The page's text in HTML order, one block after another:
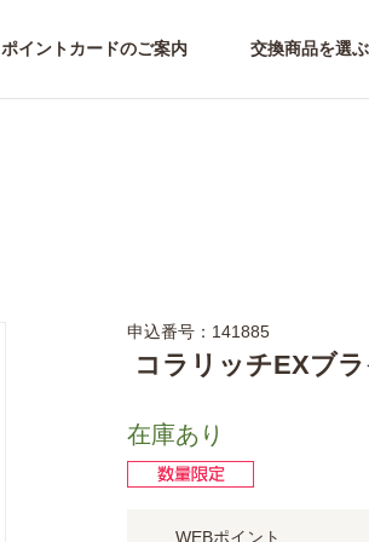
ポイントカードのご案内 交換商品を選ぶ
申込番号：141885
コラリッチEXブ
在庫あり
WEBポイント